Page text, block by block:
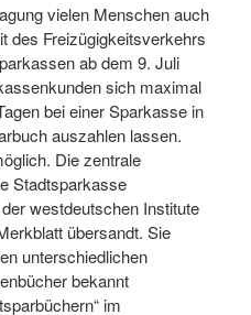
vielen Menschen auch
des Freizügigkeitsverkehrs
ab dem 9. Juli
sich maximal
bei einer Sparkasse in
auszahlen lassen.
Die zentrale
Stadtsparkasse
westdeutschen Institute
übersandt. Sie
unterschiedlichen
bekannt
im